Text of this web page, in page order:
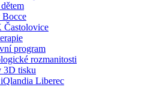
Bocce
Častolovice
program
rozmanitosti
3D tisku
Liberec